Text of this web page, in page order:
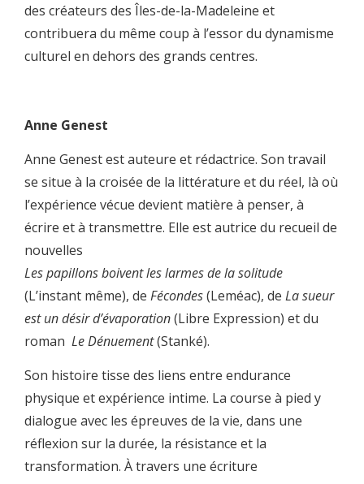
des créateurs des Îles-de-la-Madeleine et
contribuera du même coup à l’essor du dynamisme
culturel en dehors des grands centres.
Anne Genest
Anne Genest est auteure et rédactrice. Son travail
se situe à la croisée de la littérature et du réel, là où
l’expérience vécue devient matière à penser, à
écrire et à transmettre. Elle est autrice du recueil de
nouvelles
Les papillons boivent les larmes de la solitude
(L’instant même), de Fécondes(Leméac), de La sueur
est un désir d’évaporation(Libre Expression) et du
roman Le Dénuement(Stanké).
Son histoire tisse des liens entre endurance
physique et expérience intime. La course à pied y
dialogue avec les épreuves de la vie, dans une
réflexion sur la durée, la résistance et la
transformation. À travers une écriture